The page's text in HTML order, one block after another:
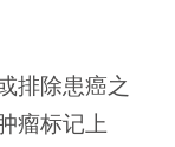
排除患癌之
瘤标记上